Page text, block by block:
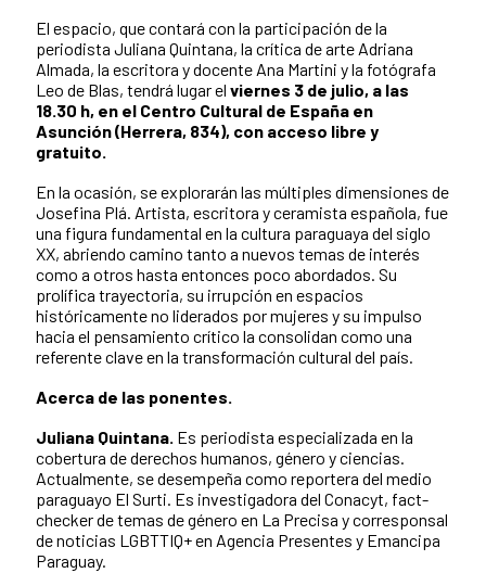
El espacio, que contará con la participación de la
periodista Juliana Quintana, la crítica de arte Adriana
Almada, la escritora y docente Ana Martini y la fotógrafa
Leo de Blas, tendrá lugar el viernes 3 de julio, a las
18.30 h, en el Centro Cultural de España en
Asunción (Herrera, 834), con acceso libre y
gratuito.
En la ocasión, se explorarán las múltiples dimensiones de
Josefina Plá. Artista, escritora y ceramista española, fue
una figura fundamental en la cultura paraguaya del siglo
XX, abriendo camino tanto a nuevos temas de interés
como a otros hasta entonces poco abordados. Su
prolífica trayectoria, su irrupción en espacios
históricamente no liderados por mujeres y su impulso
hacia el pensamiento crítico la consolidan como una
referente clave en la transformación cultural del país.
Acerca de las ponentes.
Juliana Quintana. Es periodista especializada en la
cobertura de derechos humanos, género y ciencias.
Actualmente, se desempeña como reportera del medio
paraguayo El Surti. Es investigadora del Conacyt, fact-
checker de temas de género en La Precisa y corresponsal
de noticias LGBTTIQ+ en Agencia Presentes y Emancipa
Paraguay.